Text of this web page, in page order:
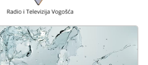
RADIO TELEVIZIJA VOGOŠĆA